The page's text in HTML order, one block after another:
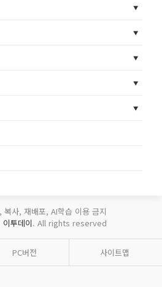
복사, 재배포, AI학습 이용 금지
이투데이. All rights reserved
PC버전 사이트맵